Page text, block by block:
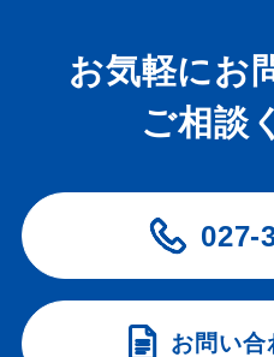
お気軽にお
ご相談
027-
お問い合